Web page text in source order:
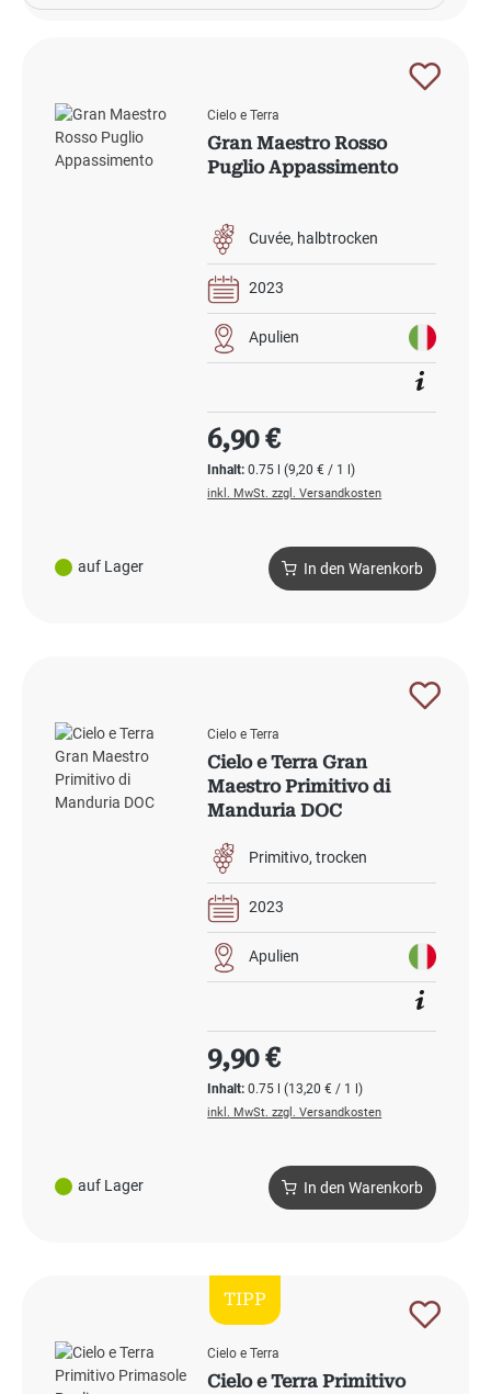
auf Lager
Cielo e Terra
Gran Maestro Rosso
Puglio Appassimento
Cuvée halbtrocken
2023
Apulien
Inhalt:0.75 l(9,20 € / 1 l)
Regulärer Preis:
6,90 €
inkl. MwSt. zzgl. Versandkosten
In den Warenkorb
auf Lager
Cielo e Terra
Cielo e Terra Gran
Maestro Primitivo di
Manduria DOC
Primitivo trocken
2023
Apulien
Inhalt:0.75 l(13,20 € / 1 l)
Regulärer Preis:
9,90 €
inkl. MwSt. zzgl. Versandkosten
In den Warenkorb
TIPP
Cielo e Terra
Cielo e Terra Primitivo